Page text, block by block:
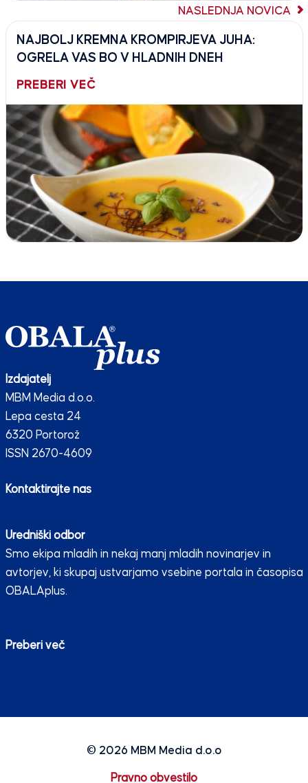
NASLEDNJA NOVICA
NAJBOLJ KREMNA KROMPIRJEVA JUHA:
OGRELA VAS BO V HLADNIH DNEH
PREBERI VEČ
Izdajatelj
MBM Media d.o.o.
Lepa cesta 24
6320 Portorož
ISSN 2670-4609
Kontaktirajte nas
Uredniški odbor
Smo ekipa mladih in nekaj manj mladih novinarjev in
avtorjev, ki skupaj ustvarjamo vsebine portala in časopisa
OBALAplus.
Preberi več
© 2026 MBM Media d.o.o
Pravno obvestilo